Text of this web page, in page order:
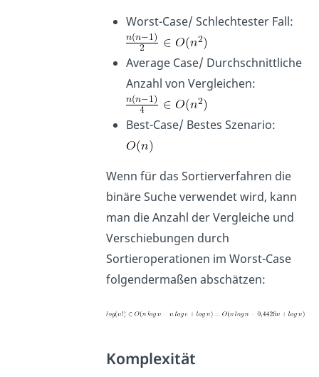
Worst-Case/ Schlechtester Fall:
Average Case/ Durchschnittliche
Anzahl von Vergleichen:
Best-Case/ Bestes Szenario:
Wenn für das Sortierverfahren die
binäre Suche verwendet wird, kann
man die Anzahl der Vergleiche und
Verschiebungen durch
Sortieroperationen im Worst-Case
folgendermaßen abschätzen:
Komplexität